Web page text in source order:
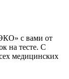
с вами от
на тесте. С
медицинских